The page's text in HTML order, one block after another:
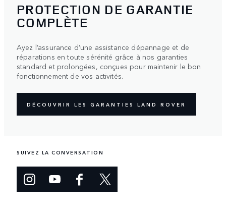
PROTECTION DE GARANTIE
COMPLÈTE
Ayez l’assurance d’une assistance dépannage et de
réparations en toute sérénité grâce à nos garanties
standard et prolongées, conçues pour maintenir le bon
fonctionnement de vos activités.
DÉCOUVRIR LES GARANTIES LAND ROVER
SUIVEZ LA CONVERSATION